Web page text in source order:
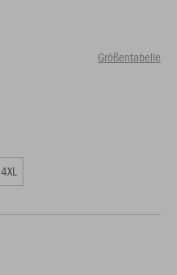
Größentabelle
4XL